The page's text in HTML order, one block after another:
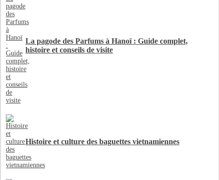
La pagode des Parfums à Hanoï : Guide complet,
histoire et conseils de visite
Histoire et culture des baguettes vietnamiennes